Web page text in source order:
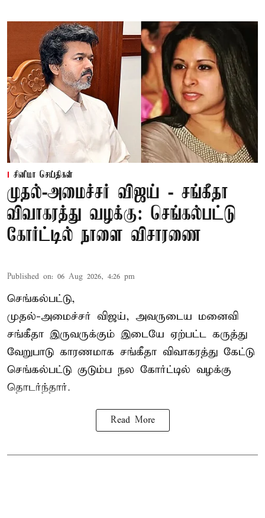
சினிமா செய்திகள்
முதல்-அமைச்சர் விஜய் - சங்கீதா
விவாகரத்து வழக்கு: செங்கல்பட்டு
கோர்ட்டில் நாளை விசாரணை
Published on: 06 Aug 2026, 4:26 pm
செங்கல்பட்டு,
முதல்-அமைச்சர் விஜய், அவருடைய மனைவி
சங்கீதா இருவருக்கும் இடையே ஏற்பட்ட கருத்து
வேறுபாடு காரணமாக சங்கீதா விவாகரத்து கேட்டு
செங்கல்பட்டு குடும்ப நல கோர்ட்டில் வழக்கு
தொடர்ந்தார்.
Read More